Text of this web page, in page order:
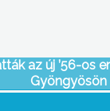
az új ’56-os
Gyöngyösön